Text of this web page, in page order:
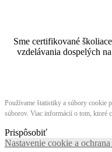
Sme certifikované
vzdelávania dospelých
Používame štatistiky a súbory cookie
súborov. Viac informácií o tom, ktoré
Prispôsobiť
Nastavenie cookie a